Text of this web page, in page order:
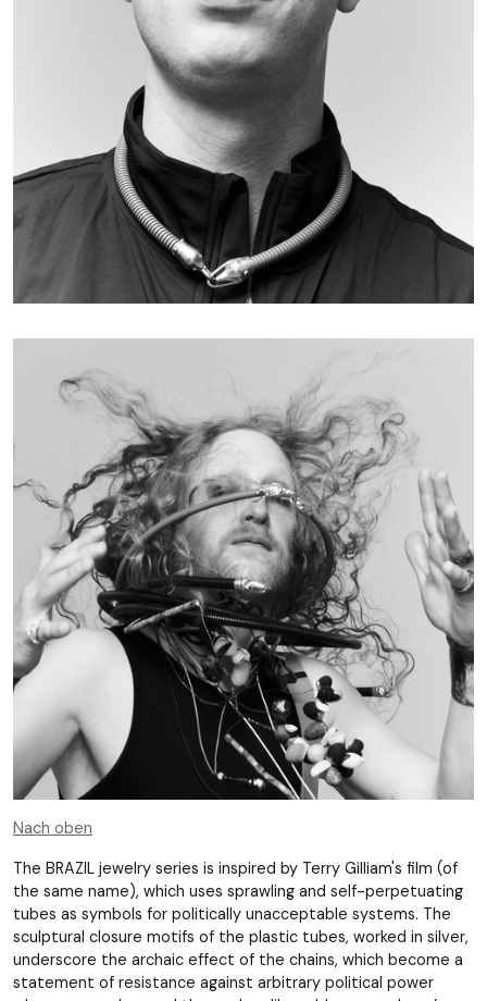
Nach oben
The BRAZIL jewelry series is inspired by Terry Gilliam's film (of
the same name), which uses sprawling and self-perpetuating
tubes as symbols for politically unacceptable systems. The
sculptural closure motifs of the plastic tubes, worked in silver,
underscore the archaic effect of the chains, which become a
statement of resistance against arbitrary political power